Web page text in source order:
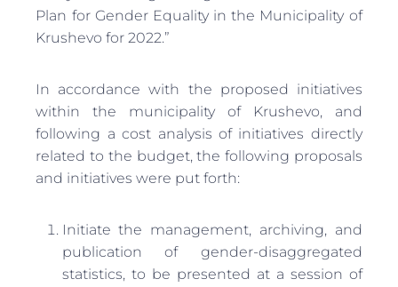
Plan for Gender Equality in the Municipality of
Krushevo for 2022.”
In accordance with the proposed initiatives
within the municipality of Krushevo, and
following a cost analysis of initiatives directly
related to the budget, the following proposals
and initiatives were put forth:
Initiate the management, archiving, and
publication of gender-disaggregated
statistics, to be presented at a session of